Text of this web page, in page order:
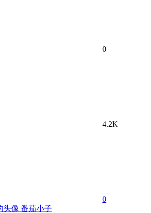
0
4.2K
0
番茄小子